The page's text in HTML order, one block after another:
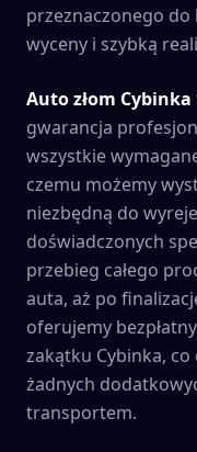
przeznaczonego do
wyceny i szybką
Auto złom Cybinka
gwarancja
wszystkie
czemu możemy
niezbędną do
doświadczonych
przebieg całego
auta, aż po
oferujemy
zakątku Cybinka, co
żadnych
transportem.